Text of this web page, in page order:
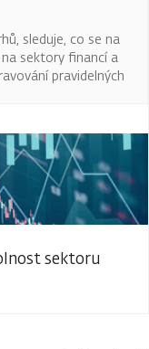
sleduje, co se na
sektory financí a
pravidelných
sektoru